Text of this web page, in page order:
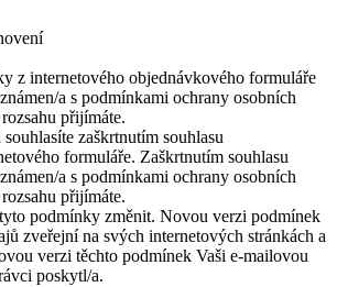
z internetového objednávkového formuláře
a s podmínkami ochrany osobních
přijímáte.
zaškrtnutím souhlasu
formuláře. Zaškrtnutím souhlasu
a s podmínkami ochrany osobních
přijímáte.
podmínky změnit. Novou verzi podmínek
zveřejní na svých internetových stránkách a
verzi těchto podmínek Vaši e-mailovou
poskytl/a.